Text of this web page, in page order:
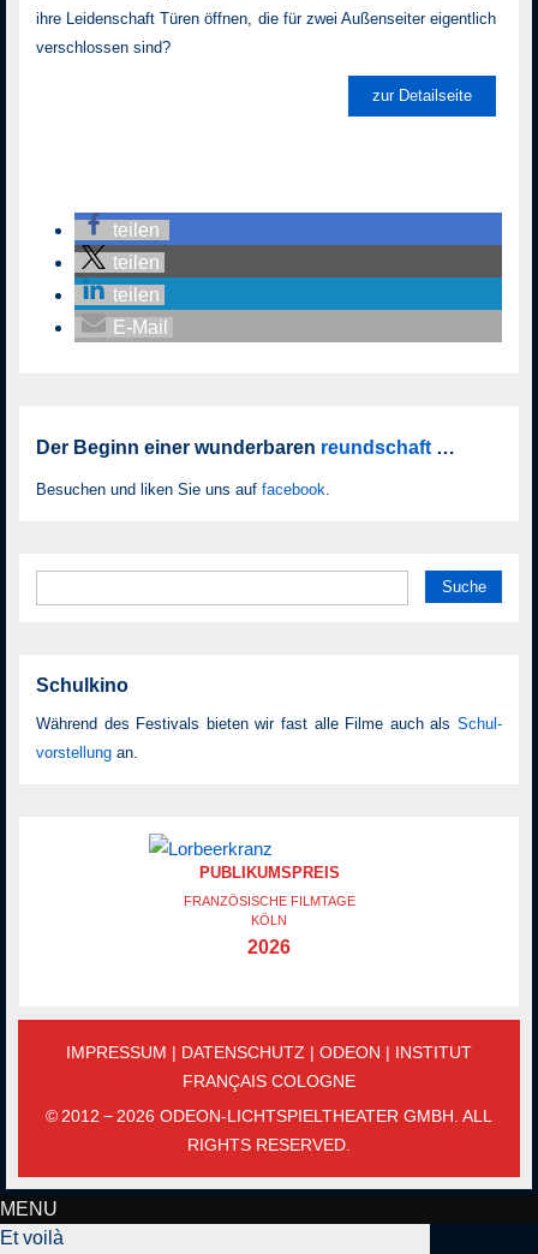
ihre Leidenschaft Türen öffnen, die für zwei Außenseiter eigentlich
verschlossen sind?
zur Detailseite
teilen
teilen
teilen
E-Mail
Der Beginn einer wunderbaren reundschaft …
Besuchen und liken Sie uns auf facebook.
Schulkino
Während des Festivals bieten wir fast alle Filme auch als Schul­
vor­stellung an.
PUBLIKUMSPREIS
FRANZÖSISCHE FILMTAGE
KÖLN
2026
IMPRESSUM | DATENSCHUTZ | ODEON | INSTITUT
FRANÇAIS COLOGNE
© 2012 − 2026 ODEON-LICHTSPIELTHEATER GMBH. ALL
RIGHTS RESERVED.
MENU
Et voilà